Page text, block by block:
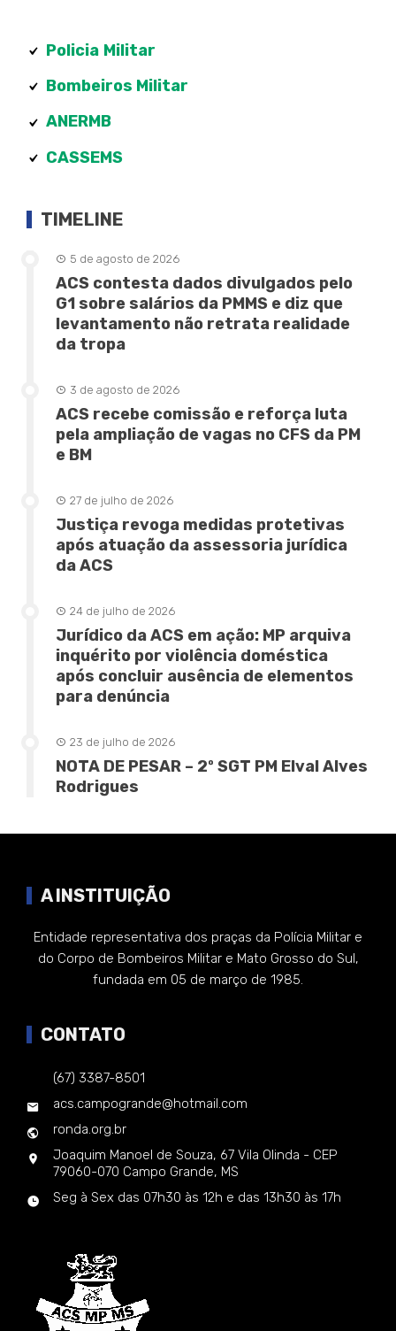
Policia Militar
Bombeiros Militar
ANERMB
CASSEMS
TIMELINE
5 de agosto de 2026
ACS contesta dados divulgados pelo
G1 sobre salários da PMMS e diz que
levantamento não retrata realidade
da tropa
3 de agosto de 2026
ACS recebe comissão e reforça luta
pela ampliação de vagas no CFS da PM
e BM
27 de julho de 2026
Justiça revoga medidas protetivas
após atuação da assessoria jurídica
da ACS
24 de julho de 2026
Jurídico da ACS em ação: MP arquiva
inquérito por violência doméstica
após concluir ausência de elementos
para denúncia
23 de julho de 2026
NOTA DE PESAR – 2º SGT PM Elval Alves
Rodrigues
A INSTITUIÇÃO
Entidade representativa dos praças da Polícia Militar e
do Corpo de Bombeiros Militar e Mato Grosso do Sul,
fundada em 05 de março de 1985.
CONTATO
(67) 3387-8501
acs.campogrande@hotmail.com
ronda.org.br
Joaquim Manoel de Souza, 67 Vila Olinda - CEP
79060-070 Campo Grande, MS
Seg à Sex das 07h30 às 12h e das 13h30 às 17h